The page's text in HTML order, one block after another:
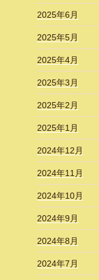
2025年6月
2025年5月
2025年4月
2025年3月
2025年2月
2025年1月
2024年12月
2024年11月
2024年10月
2024年9月
2024年8月
2024年7月